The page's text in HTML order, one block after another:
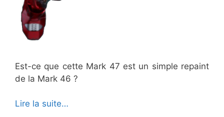
Est-ce que cette Mark 47 est un simple repaint
de la Mark 46 ?
Lire la suite…